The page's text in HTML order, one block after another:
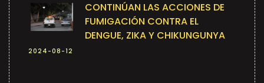
CONTINÚAN LAS ACCIONES DE
FUMIGACIÓN CONTRA EL
DENGUE, ZIKA Y CHIKUNGUNYA
2024-08-12